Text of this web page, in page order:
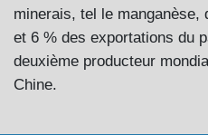
minerais, tel le manganèse,
et 6 % des exportations du
deuxième producteur
Chine.